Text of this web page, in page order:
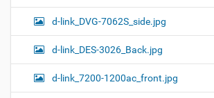
d-link_DVG-7062S_side.jpg
d-link_DES-3026_Back.jpg
d-link_7200-1200ac_front.jpg